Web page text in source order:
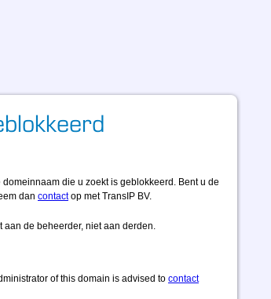
die u zoekt is geblokkeerd. Bent u de
dan contactop met TransIP BV.
aan de beheerder, niet aan derden.
of this domain is advised to contact